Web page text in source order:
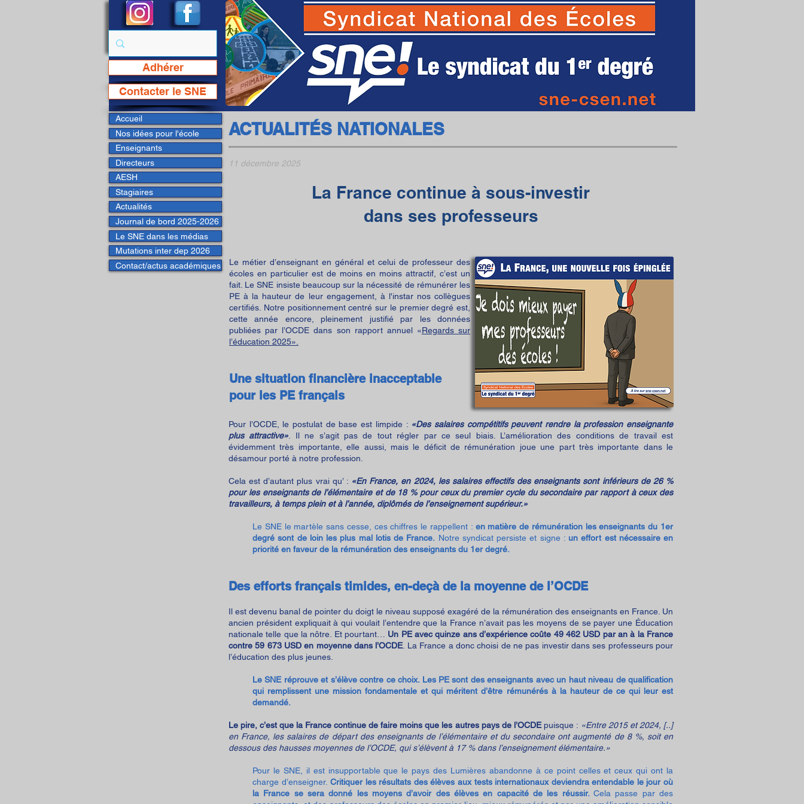
Adhérer
Contacter le SNE
ACTUALITÉS NATIONALES
11 décembre 2025
La France continue à sous-investir
dans ses professeurs
Le métier d’enseignant en général et celui de professeur des
écoles en particulier est de moins en moins attractif, c’est un
fait. Le SNE insiste beaucoup sur la nécessité de rémunérer les
PE à la hauteur de leur engagement, à l'instar nos collègues
certifiés. Notre positionnement centré sur le premier degré est,
cette année encore, pleinement justifié par les données
publiées par l’OCDE dans son rapport annuel «Regards sur
l’éducation 2025».
Une situation financière inacceptable
pour les PE français
Pour l’OCDE, le postulat de base est limpide : «Des salaires compétitifs peuvent rendre la profession enseignante
plus attractive» . Il ne s’agit pas de tout régler par ce seul biais. L’amélioration des conditions de travail est
évidemment très importante, elle aussi, mais le déficit de rémunération joue une part très importante dans le
désamour porté à notre profession.
Cela est d’autant plus vrai qu’ : «En France, en 2024, les salaires effectifs des enseignants sont inférieurs de 26 %
pour les enseignants de l’élémentaire et de 18 % pour ceux du premier cycle du secondaire par rapport à ceux des
travailleurs, à temps plein et à l’année, diplômés de l’enseignement supérieur.»
Le SNE le martèle sans cesse, ces chiffres le rappellent : en matière de rémunération les enseignants du 1er
degré sont de loin les plus mal lotis de France. Notre syndicat persiste et signe : un effort est nécessaire en
priorité en faveur de la rémunération des enseignants du 1er degré.
Des efforts français timides, en-deçà de la moyenne de l’OCDE
Il est devenu banal de pointer du doigt le niveau supposé exagéré de la rémunération des enseignants en France. Un
ancien président expliquait à qui voulait l’entendre que la France n’avait pas les moyens de se payer une Éducation
nationale telle que la nôtre. Et pourtant… Un PE avec quinze ans d’expérience coûte 49 462 USD par an à la France
contre 59 673 USD en moyenne dans l’OCDE. La France a donc choisi de ne pas investir dans ses professeurs pour
l’éducation des plus jeunes.
Le SNE réprouve et s’élève contre ce choix. Les PE sont des enseignants avec un haut niveau de qualification
qui remplissent une mission fondamentale et qui méritent d’être rémunérés à la hauteur de ce qui leur est
demandé.
Le pire, c’est que la France continue de faire moins que les autres pays de l’OCDEpuisque : «Entre 2015 et 2024, [..]
en France, les salaires de départ des enseignants de l’élémentaire et du secondaire ont augmenté de 8 %, soit en
dessous des hausses moyennes de l’OCDE, qui s’élèvent à 17 % dans l’enseignement élémentaire.»
Pour le SNE, il est insupportable que le pays des Lumières abandonne à ce point celles et ceux qui ont la
charge d’enseigner. Critiquer les résultats des élèves aux tests internationaux deviendra entendable le jour où
la France se sera donné les moyens d’avoir des élèves en capacité de les réussir. Cela passe par des
SNE - Syndicat National des Ecoles
Page Facebook du SNE
Accueil
Nos idées pour l'école
Enseignants
Directeurs
AESH
Stagiaires
Actualités
Journal de bord 2025-2026
Le SNE dans les médias
Mutations inter dep 2026
Contact/actus académiques